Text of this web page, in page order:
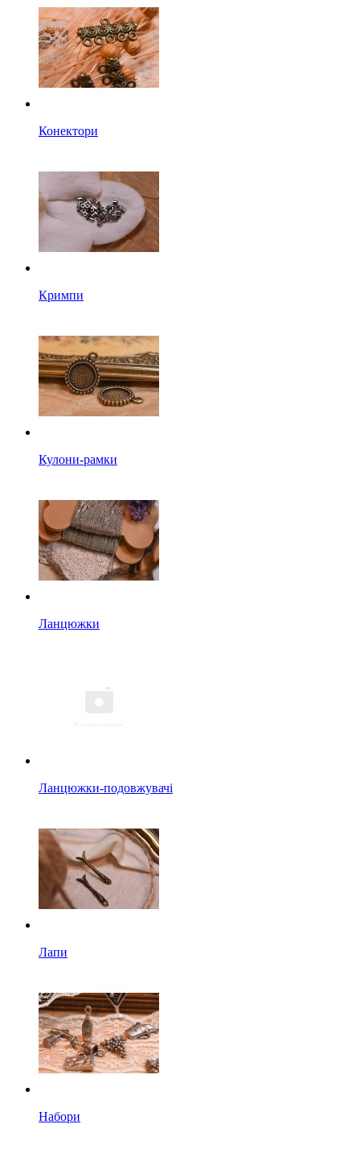
Конектори
Кримпи
Кулони-рамки
Ланцюжки
Ланцюжки-подовжувачі
Лапи
Набори